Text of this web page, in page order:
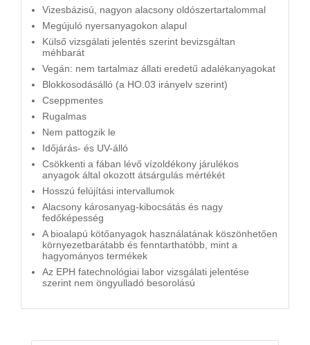
Vizesbázisú, nagyon alacsony oldószertartalommal
Megújuló nyersanyagokon alapul
Külső vizsgálati jelentés szerint bevizsgáltan
méhbarát
Vegán: nem tartalmaz állati eredetű adalékanyagokat
Blokkosodásálló (a HO.03 irányelv szerint)
Cseppmentes
Rugalmas
Nem pattogzik le
Időjárás- és UV-álló
Csökkenti a fában lévő vízoldékony járulékos
anyagok által okozott átsárgulás mértékét
Hosszú felújítási intervallumok
Alacsony károsanyag-kibocsátás és nagy
fedőképesség
A bioalapú kötőanyagok használatának köszönhetően
környezetbarátabb és fenntarthatóbb, mint a
hagyományos termékek
Az EPH fatechnológiai labor vizsgálati jelentése
szerint nem öngyulladó besorolású